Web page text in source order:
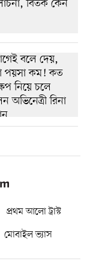
প্রথম আলো ট্রাস্ট
মোবাইল ভ্যাস